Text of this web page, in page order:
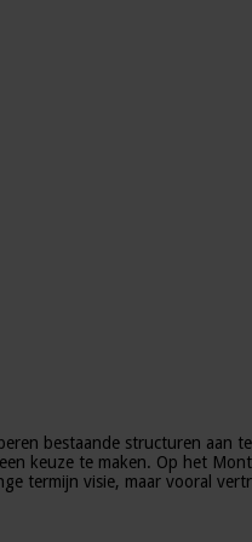
bestaande structuren aan
keuze te maken. Op het
termijn visie, maar vooral